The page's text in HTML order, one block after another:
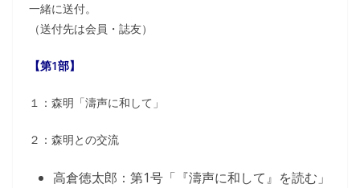
一緒に送付。
（送付先は会員・誌友）
【第1部】
１：森明「濤声に和して」
２：森明との交流
高倉徳太郎：第1号「『濤声に和して』を読む」